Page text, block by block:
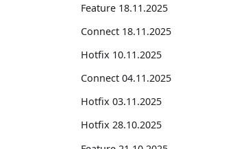
Feature 18.11.2025
Connect 18.11.2025
Hotfix 10.11.2025
Connect 04.11.2025
Hotfix 03.11.2025
Hotfix 28.10.2025